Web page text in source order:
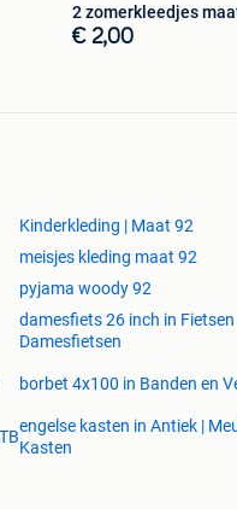
2 zomerkleedjes
€ 2,00
Kinderkleding | Maat 92
meisjes kleding maat 92
pyjama woody 92
damesfiets 26 inch in Fietsen
Damesfietsen
borbet 4x100 in Banden en
engelse kasten in Antiek |
Kasten